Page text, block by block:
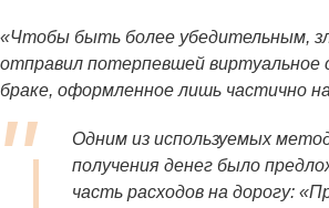
«Чтобы быть более убедительным,
отправил потерпевшей виртуальное
браке, оформленное лишь частично
Одним из используемых
получения денег было
часть расходов на дорогу: